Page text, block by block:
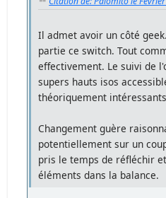
Il admet avoir un côté
partie ce switch. Tout
effectivement. Le suivi de
supers hauts isos
théoriquement
Changement guère
potentiellement sur un
pris le temps de réfléchir
éléments dans la balance.